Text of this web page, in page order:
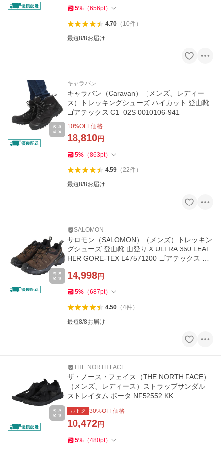
5% （656pt）
4.70（ 10件）
最短8/8お届け
キャラバン
キャラバン（Caravan）（メンズ、レディー
ス）トレッキングシューズ ハイカット 登山靴
ゴアテックス C1_02S 0010106-941
10%OFF価格
18,810円
5% （863pt）
4.59（22件）
最短8/8お届け
SALOMON
サロモン（SALOMON）（メンズ）トレッキン
グシューズ 登山靴 山登り X ULTRA 360 LEAT
HER GORE-TEX L47571200 ゴアテックス 防
14,998円
5% （687pt）
4.50（4件）
最短8/8お届け
THE NORTH FACE
ザ・ノース・フェイス（THE NORTH FACE）
（メンズ、レディース）ストラップサンダル
ストレイタム ポータ NF52552 KK
おトク 30%OFF価格
10,472円
5% （480pt）